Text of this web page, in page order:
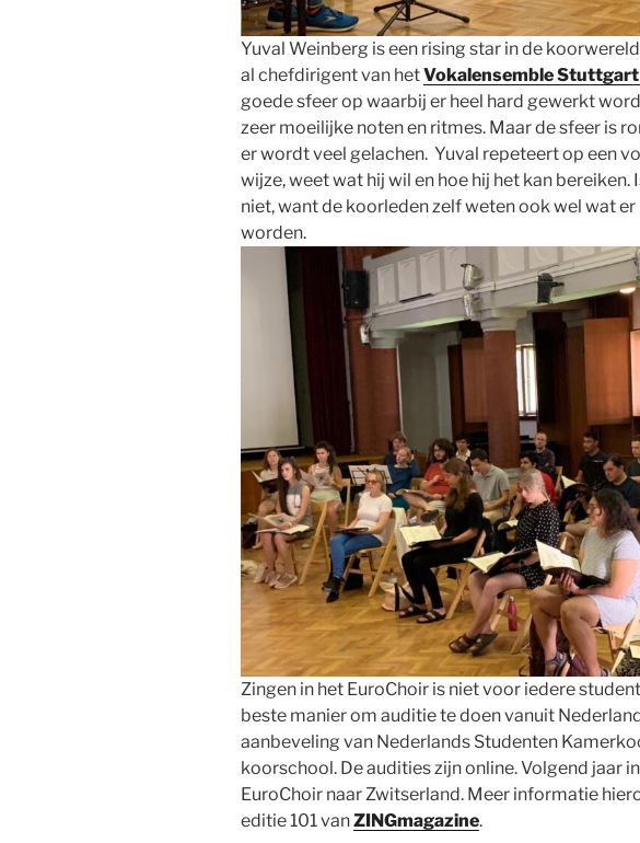
Yuval Weinberg is een rising star in de
al chefdirigent van hetVokalensemble Stuttgart
goede sfeer op waarbij er heel hard gewerkt
zeer moeilijke noten en ritmes. Maar de sfeer is
er wordt veel gelachen. Yuval repeteert op een
wijze, weet wat hij wil en hoe hij het kan bereiken.
niet, want de koorleden zelf weten ook wel wat
worden.
Zingen in het EuroChoir is niet voor iedere
beste manier om auditie te doen vanuit
aanbeveling van Nederlands Studenten
koorschool. De audities zijn online. Volgend jaar
EuroChoir naar Zwitserland. Meer informatie
editie 101 vanZINGmagazine.